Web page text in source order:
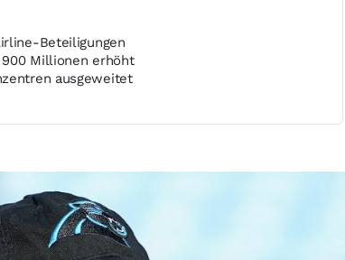
Beteiligungen
Millionen erhöht
ausgeweitet